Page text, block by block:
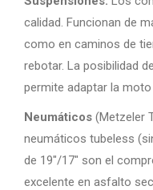
calidad. Funcionan de
como en caminos de
rebotar. La posibilidad
permite adaptar la moto
Neumáticos (Metzeler
neumáticos tubeless
de 19″/17″ son el
excelente en asfalto